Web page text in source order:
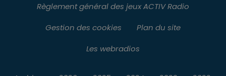
Règlement général des jeux ACTIV Radio
Gestion des cookies
Plan du site
Les webradios